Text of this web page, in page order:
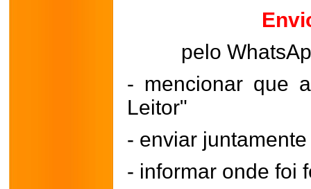
pelo
- mencionar que
Leitor"
- enviar
- informar onde foi